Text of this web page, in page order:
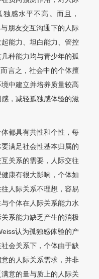
感水平不高。而且，
朋友交互沟通下的人际
能力、坦白能力、管控
种能力均与青少年的孤
言之，社会中的个体擅
中建立并培养质量较高
，减轻孤独感体验的滋
都具有共性和个性，每
满足社会性基本归属的
关系的需要，人际交往
康有很大影响，个体如
人际关系不理想，容易
个体在人际关系能力水
系能力缺乏产生的消极
认为孤独感体验的产
会关系下，个体由于缺
的人际关系需求，并非
意的量与质上的人际关